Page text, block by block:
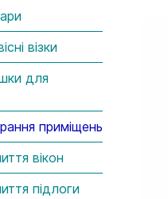
візки
для
приміщень
вікон
підлоги